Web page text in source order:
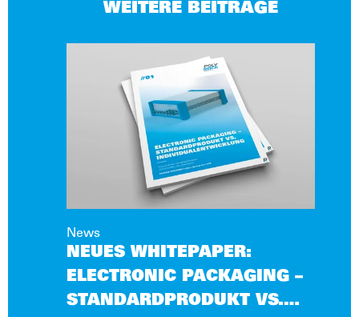
WEITERE BEITRÄGE
News
NEUES WHITEPAPER:
ELECTRONIC PACKAGING –
STANDARDPRODUKT VS.